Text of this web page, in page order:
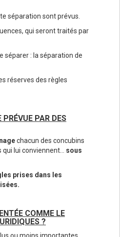
séparation sont prévus.
qui seront traités par
séparer : la séparation de
réserves des règles
PAR DES
chacun des concubins
lui conviennent… sous
prises dans les
COMME LE
?